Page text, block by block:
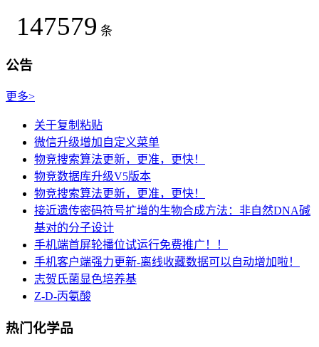
147579 条
公告
更多>
关于复制粘贴
微信升级增加自定义菜单
物竞搜索算法更新，更准，更快！
物竞数据库升级V5版本
物竞搜索算法更新，更准，更快！
接近遗传密码符号扩增的生物合成方法：非自然DNA碱
基对的分子设计
手机端首屏轮播位试运行免费推广！！
手机客户端强力更新-离线收藏数据可以自动增加啦！
志贺氏菌显色培养基
Z-D-丙氨酸
热门化学品